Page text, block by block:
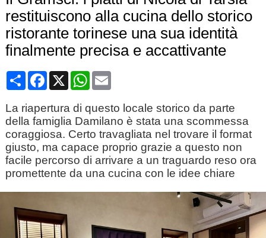
restituiscono alla cucina dello storico
ristorante torinese una sua identità
finalmente precisa e accattivante
CondividiFacebook
X WhatsApp
Email
La riapertura di questo locale storico da parte
della famiglia Damilano è stata una scommessa
coraggiosa. Certo travagliata nel trovare il format
giusto, ma capace proprio grazie a questo non
facile percorso di arrivare a un traguardo reso ora
promettente da una cucina con le idee chiare